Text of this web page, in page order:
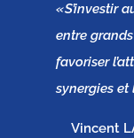
« S’investir
entre
favoriser
synergies et
Vincent